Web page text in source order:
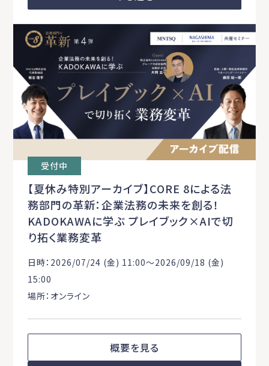
受付中
【夏休み特別アーカイブ】CORE 8による法
務部門の革新：企業法務の未来を創る！
KADOKAWAに学ぶ プレイブック×AIで切
り拓く業務変革
日時：2026/07/24 (金) 11:00〜2026/09/18 (金)
15:00
場所：オンライン
概要を見る